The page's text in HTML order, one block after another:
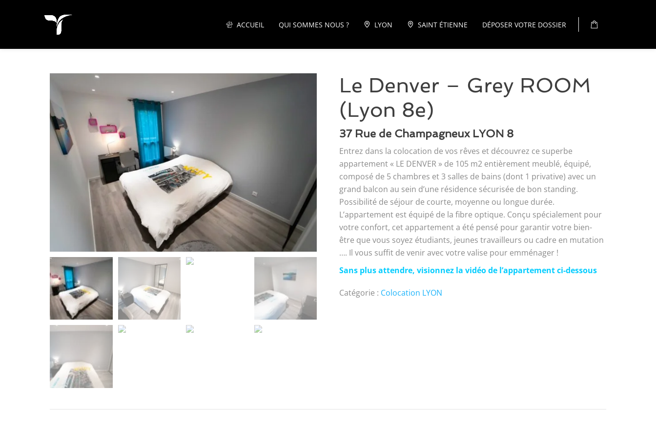
ACCUEIL QUI SOMMES NOUS ? LYON SAINT ÉTIENNE DÉPOSER VOTRE DOSSIER
Le Denver – Grey ROOM
(Lyon 8e)
37 Rue de Champagneux LYON 8
Entrez dans la colocation de vos rêves et découvrez ce superbe
appartement « LE DENVER » de 105 m2 entièrement meublé, équipé,
composé de 5 chambres et 3 salles de bains (dont 1 privative) avec un
grand balcon au sein d’une résidence sécurisée de bon standing.
Possibilité de séjour de courte, moyenne ou longue durée.
L’appartement est équipé de la fibre optique. Conçu spécialement pour
votre confort, cet appartement a été pensé pour garantir votre bien-
être que vous soyez étudiants, jeunes travailleurs ou cadre en mutation
…. Il vous suffit de venir avec votre valise pour emménager !
Sans plus attendre, visionnez la vidéo de l’appartement ci-dessous
Catégorie : Colocation LYON